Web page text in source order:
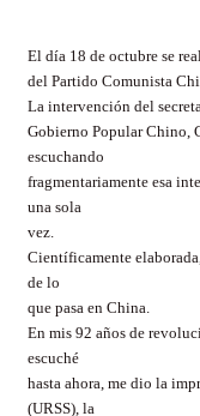
El día 18 de octubre se
del Partido Comunista
La intervención del
Gobierno Popular Chino,
escuchando
fragmentariamente esa
una sola
vez.
Científicamente
de lo
que pasa en China.
En mis 92 años de
escuché
hasta ahora, me dio la
(URSS), la